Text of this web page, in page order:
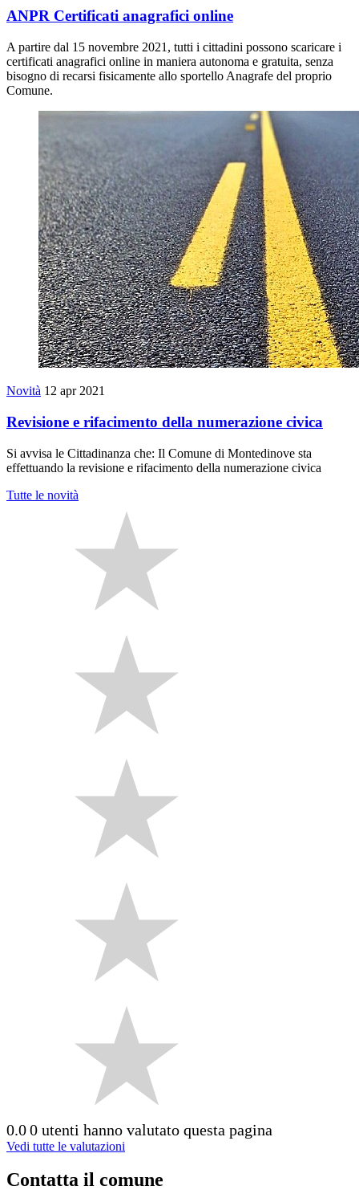
ANPR Certificati anagrafici online
A partire dal 15 novembre 2021, tutti i cittadini possono scaricare i
certificati anagrafici online in maniera autonoma e gratuita, senza
bisogno di recarsi fisicamente allo sportello Anagrafe del proprio
Comune.
Novità 12 apr 2021
Revisione e rifacimento della numerazione civica
Si avvisa le Cittadinanza che: Il Comune di Montedinove sta
effettuando la revisione e rifacimento della numerazione civica
Tutte le novità
0.00 utenti hanno valutato questa pagina
Vedi tutte le valutazioni
Contatta il comune